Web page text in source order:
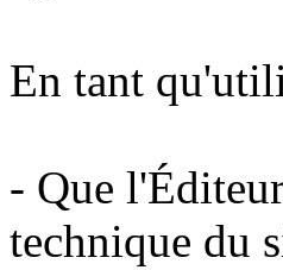
En tant
- Que
technique du